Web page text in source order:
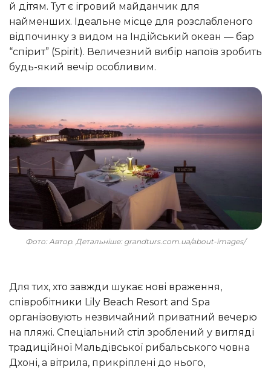
й дітям. Тут є ігровий майданчик для
найменших. Ідеальне місце для розслабленого
відпочинку з видом на Індійський океан — бар
“спірит” (Spirit). Величезний вибір напоїв зробить
будь-який вечір особливим.
Фото: Автор. Детальніше: grandturs.com.ua/about-images/
Для тих, хто завжди шукає нові враження,
співробітники Lily Beach Resort and Spa
організовують незвичайний приватний вечерю
на пляжі. Спеціальний стіл зроблений у вигляді
традиційної Мальдівської рибальського човна
Дхоні, а вітрила, прикріплені до нього,